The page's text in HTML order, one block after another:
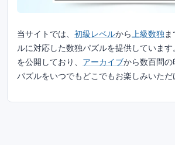
当サイトでは、 初級レベルから上級数独
ルに対応した数独パズルを提供していま
を公開しており、 アーカイブから数百問
パズルをいつでもどこでもお楽しみいただ